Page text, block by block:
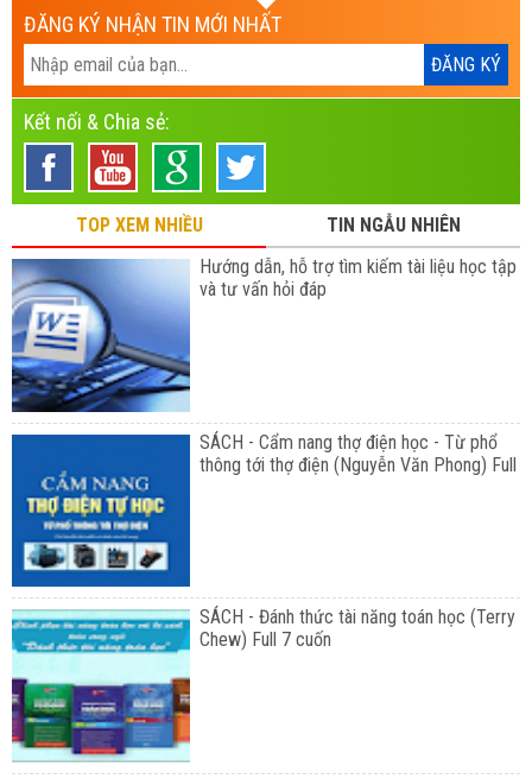
ĐĂNG KÝ NHẬN TIN MỚI NHẤT
Kết nối & Chia sẻ:
TOP XEM NHIỀU
TIN NGẪU NHIÊN
Hướng dẫn, hỗ trợ tìm kiếm tài liệu học tập
và tư vấn hỏi đáp
SÁCH - Cẩm nang thợ điện học - Từ phổ
thông tới thợ điện (Nguyễn Văn Phong) Full
SÁCH - Đánh thức tài năng toán học (Terry
Chew) Full 7 cuốn